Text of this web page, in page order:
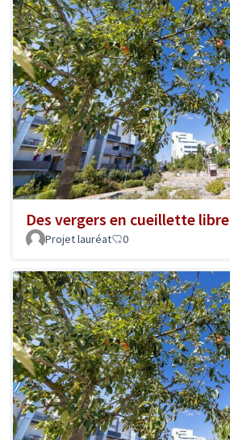
Des vergers en cueillette libre
Projet lauréat 0